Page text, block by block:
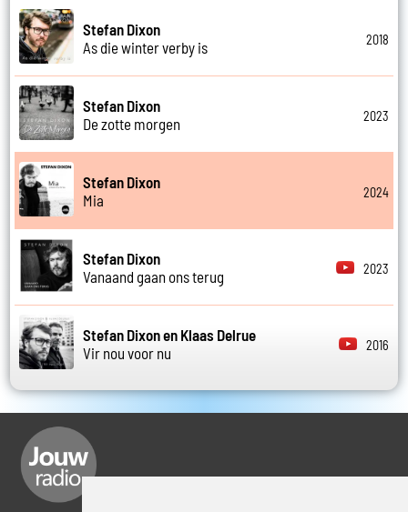
Stefan Dixon
As die winter verby is
2018
Stefan Dixon
De zotte morgen
2023
Stefan Dixon
Mia
2024
Stefan Dixon
Vanaand gaan ons terug
2023
Stefan Dixon en Klaas Delrue
Vir nou voor nu
2016